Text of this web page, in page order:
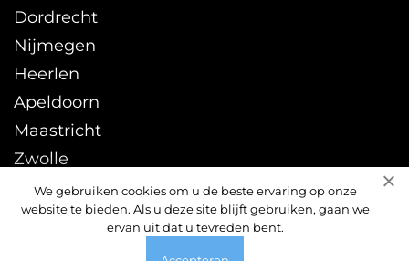
We gebruiken cookies om u de beste ervaring op onze
website te bieden. Als u deze site blijft gebruiken, gaan we
ervan uit dat u tevreden bent.
Dordrecht
Nijmegen
Heerlen
Apeldoorn
Maastricht
Zwolle
Leeuwarden
Sittard